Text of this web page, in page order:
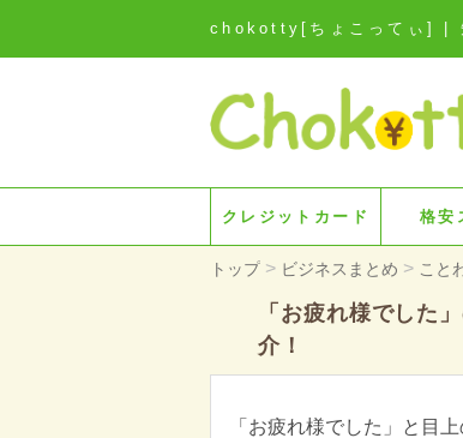
chokotty[ちょこってぃ] |
クレジットカード 格安
トップ > ビジネスまとめ > こと
「お疲れ様でした
介！
「お疲れ様でした」と目